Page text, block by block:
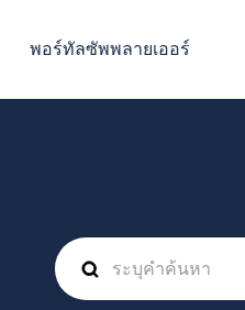
พอร์ทัลซัพพลายเออร์